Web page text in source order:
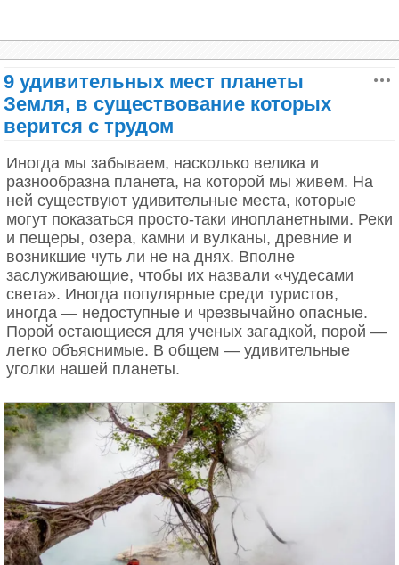
Сокотра – острова в Аравийском море
Сокотра – архипелаг из четырёх островов и
оффшорная территория Йемена. Находится в
Аравийском море, в 241 километре к востоку от
Африканского Рога. Архипелаг состоит из трёх
обитаемых островов (Сокотра, Абд-эль-Кури и
Самха) и необитаемого острова Дарса.
9 удивительных мест планеты
Земля, в существование которых
верится с трудом
Иногда мы забываем, насколько велика и
разнообразна планета, на которой мы живем. На
ней существуют удивительные места, которые
могут показаться просто-таки инопланетными. Реки
и пещеры, озера, камни и вулканы, древние и
возникшие чуть ли не на днях. Вполне
заслуживающие, чтобы их назвали «чудесами
света». Иногда популярные среди туристов,
иногда — недоступные и чрезвычайно опасные.
Порой остающиеся для ученых загадкой, порой —
легко объяснимые. В общем — удивительные
уголки нашей планеты.